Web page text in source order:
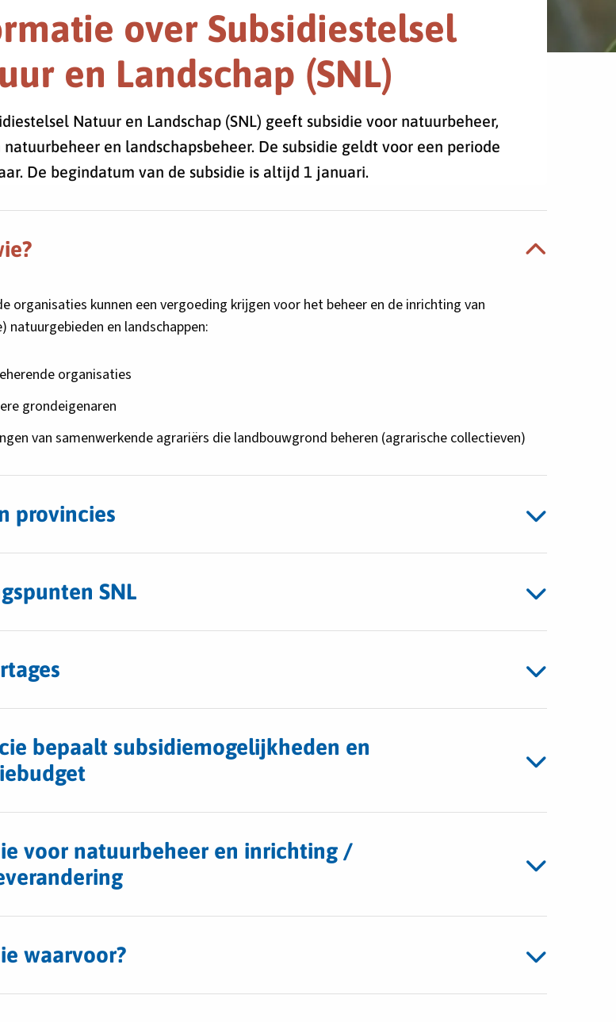
over Subsidiestelsel
en Landschap (SNL)
Natuur en Landschap (SNL) geeft subsidie voor natuurbeheer,
natuurbeheer en landschapsbeheer. De subsidie geldt voor een periode
De begindatum van de subsidie is altijd 1 januari.
organisaties kunnen een vergoeding krijgen voor het beheer en de inrichting van
natuurgebieden en landschappen:
organisaties
grondeigenaren
van samenwerkende agrariërs die landbouwgrond beheren (agrarische collectieven)
provincies
SNL
bepaalt subsidiemogelijkheden en
voor natuurbeheer en inrichting /
waarvoor?